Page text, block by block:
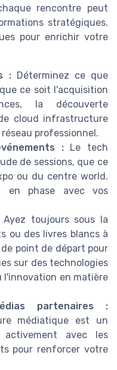
rencontre peut
stratégiques.
pour enrichir votre
:Déterminez ce que
ce soit l'acquisition
la découverte
cloud infrastructure
professionnel.
:Le tech
de sessions, que ce
ou du centre world.
en phase avec vos
toujours sous la
ou des livres blancs à
point de départ pour
sur des technologies
l'innovation en matière
partenaires :
médiatique est un
activement avec les
pour renforcer votre